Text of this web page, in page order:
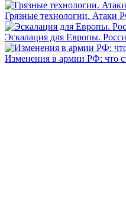
Грязные технологии.
Эскалация для Европы.
Изменения в армии РФ: что